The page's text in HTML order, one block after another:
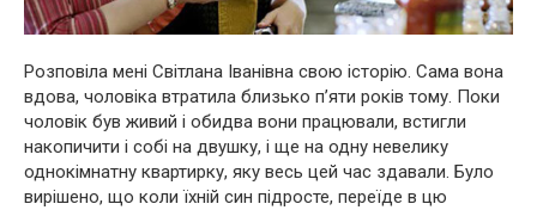
Розповіла мені Світлана Іванівна свою історію. Сама вона
вдова, чоловіка втратила близько п’яти років тому. Поки
чоловік був живий і обидва вони працювали, встигли
накопичити і собі на двушку, і ще на одну невелику
однокімнатну квартирку, яку весь цей час здавали. Було
вирішено, що коли їхній син підросте, переїде в цю